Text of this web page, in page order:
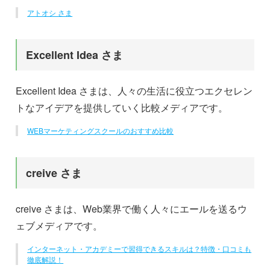
アトオシ さま
Excellent Idea さま
Excellent Idea さまは、人々の生活に役立つエクセレン
トなアイデアを提供していく比較メディアです。
WEBマーケティングスクールのおすすめ比較
creive さま
creive さまは、Web業界で働く人々にエールを送るウ
ェブメディアです。
インターネット・アカデミーで習得できるスキルは？特徴・口コミも
徹底解説！